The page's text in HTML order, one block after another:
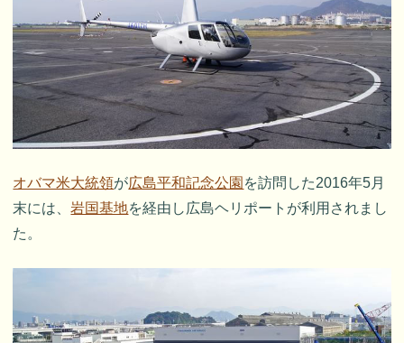
オバマ米大統領が広島平和記念公園 を訪問した2016年5月
末には、岩国基地を経由し広島ヘリポートが利用されまし
た。